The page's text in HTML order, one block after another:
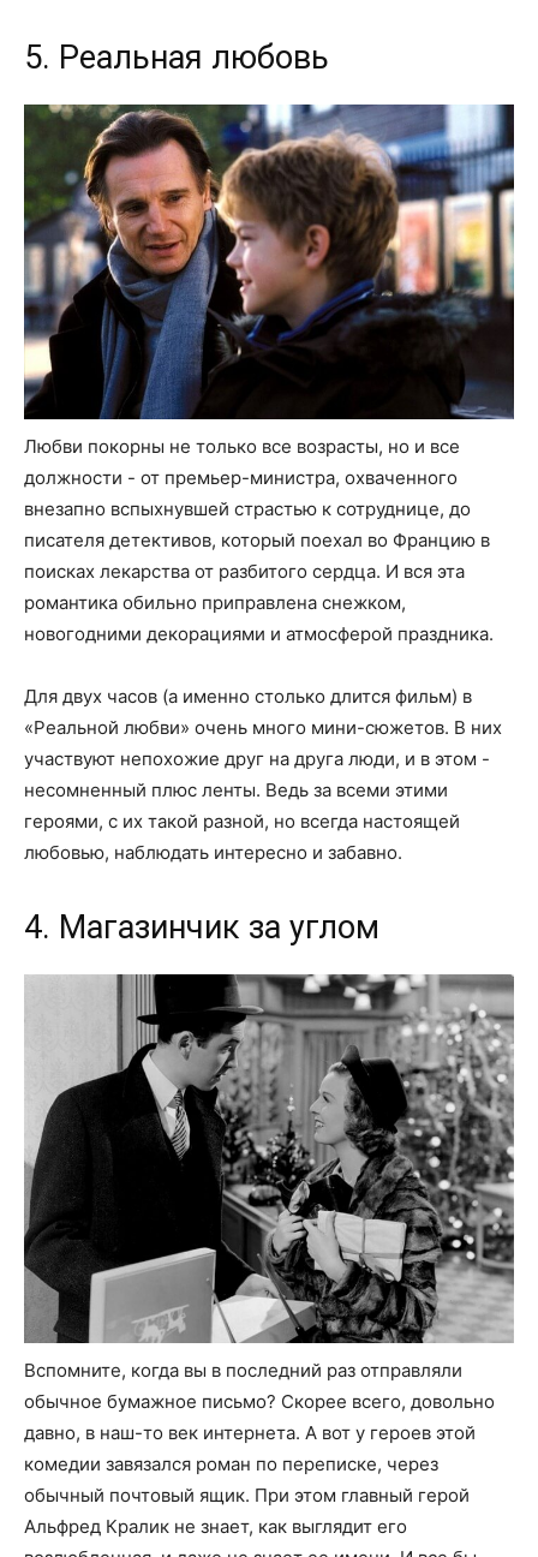
5. Реальная любовь
Любви покорны не только все возрасты, но и все
должности - от премьер-министра, охваченного
внезапно вспыхнувшей страстью к сотруднице, до
писателя детективов, который поехал во Францию в
поисках лекарства от разбитого сердца. И вся эта
романтика обильно приправлена снежком,
новогодними декорациями и атмосферой праздника.
Для двух часов (а именно столько длится фильм) в
«Реальной любви» очень много мини-сюжетов. В них
участвуют непохожие друг на друга люди, и в этом -
несомненный плюс ленты. Ведь за всеми этими
героями, с их такой разной, но всегда настоящей
любовью, наблюдать интересно и забавно.
4. Магазинчик за углом
Вспомните, когда вы в последний раз отправляли
обычное бумажное письмо? Скорее всего, довольно
давно, в наш-то век интернета. А вот у героев этой
комедии завязался роман по переписке, через
обычный почтовый ящик. При этом главный герой
Альфред Кралик не знает, как выглядит его